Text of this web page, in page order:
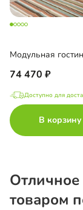
Модульная
74 470
Доступно для
В корзину
товаром